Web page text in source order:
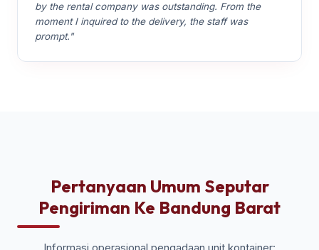
by the rental company was outstanding. From the
moment I inquired to the delivery, the staff was
prompt."
Pertanyaan Umum Seputar
Pengiriman Ke Bandung Barat